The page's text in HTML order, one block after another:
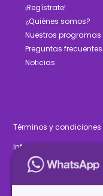
¡Regístrate!
¿Quiénes somos?
Nuestros programas
Preguntas frecuentes
Noticias
Términos y condiciones
Informe de gestión 2025
Estados financieros 2025